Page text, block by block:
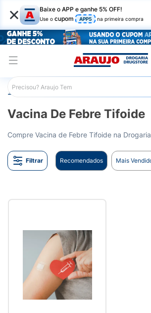
× Baixe o APP e ganhe 5% OFF!
Use o cupom APP5 na primeira compra
Araujo Medicamentos
Vacina De Febre Tifoide
Filtrar Recomendados Mais